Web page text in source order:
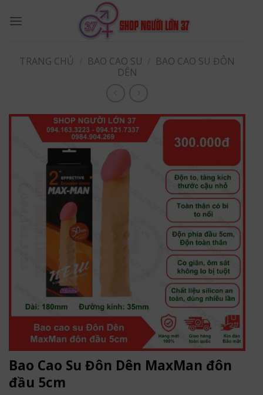
TRANG CHỦ
BAO CAO SU
BAO CAO SU ĐÔN
DÊN
Bao Cao Su Đôn Dên MaxMan đôn
đầu 5cm